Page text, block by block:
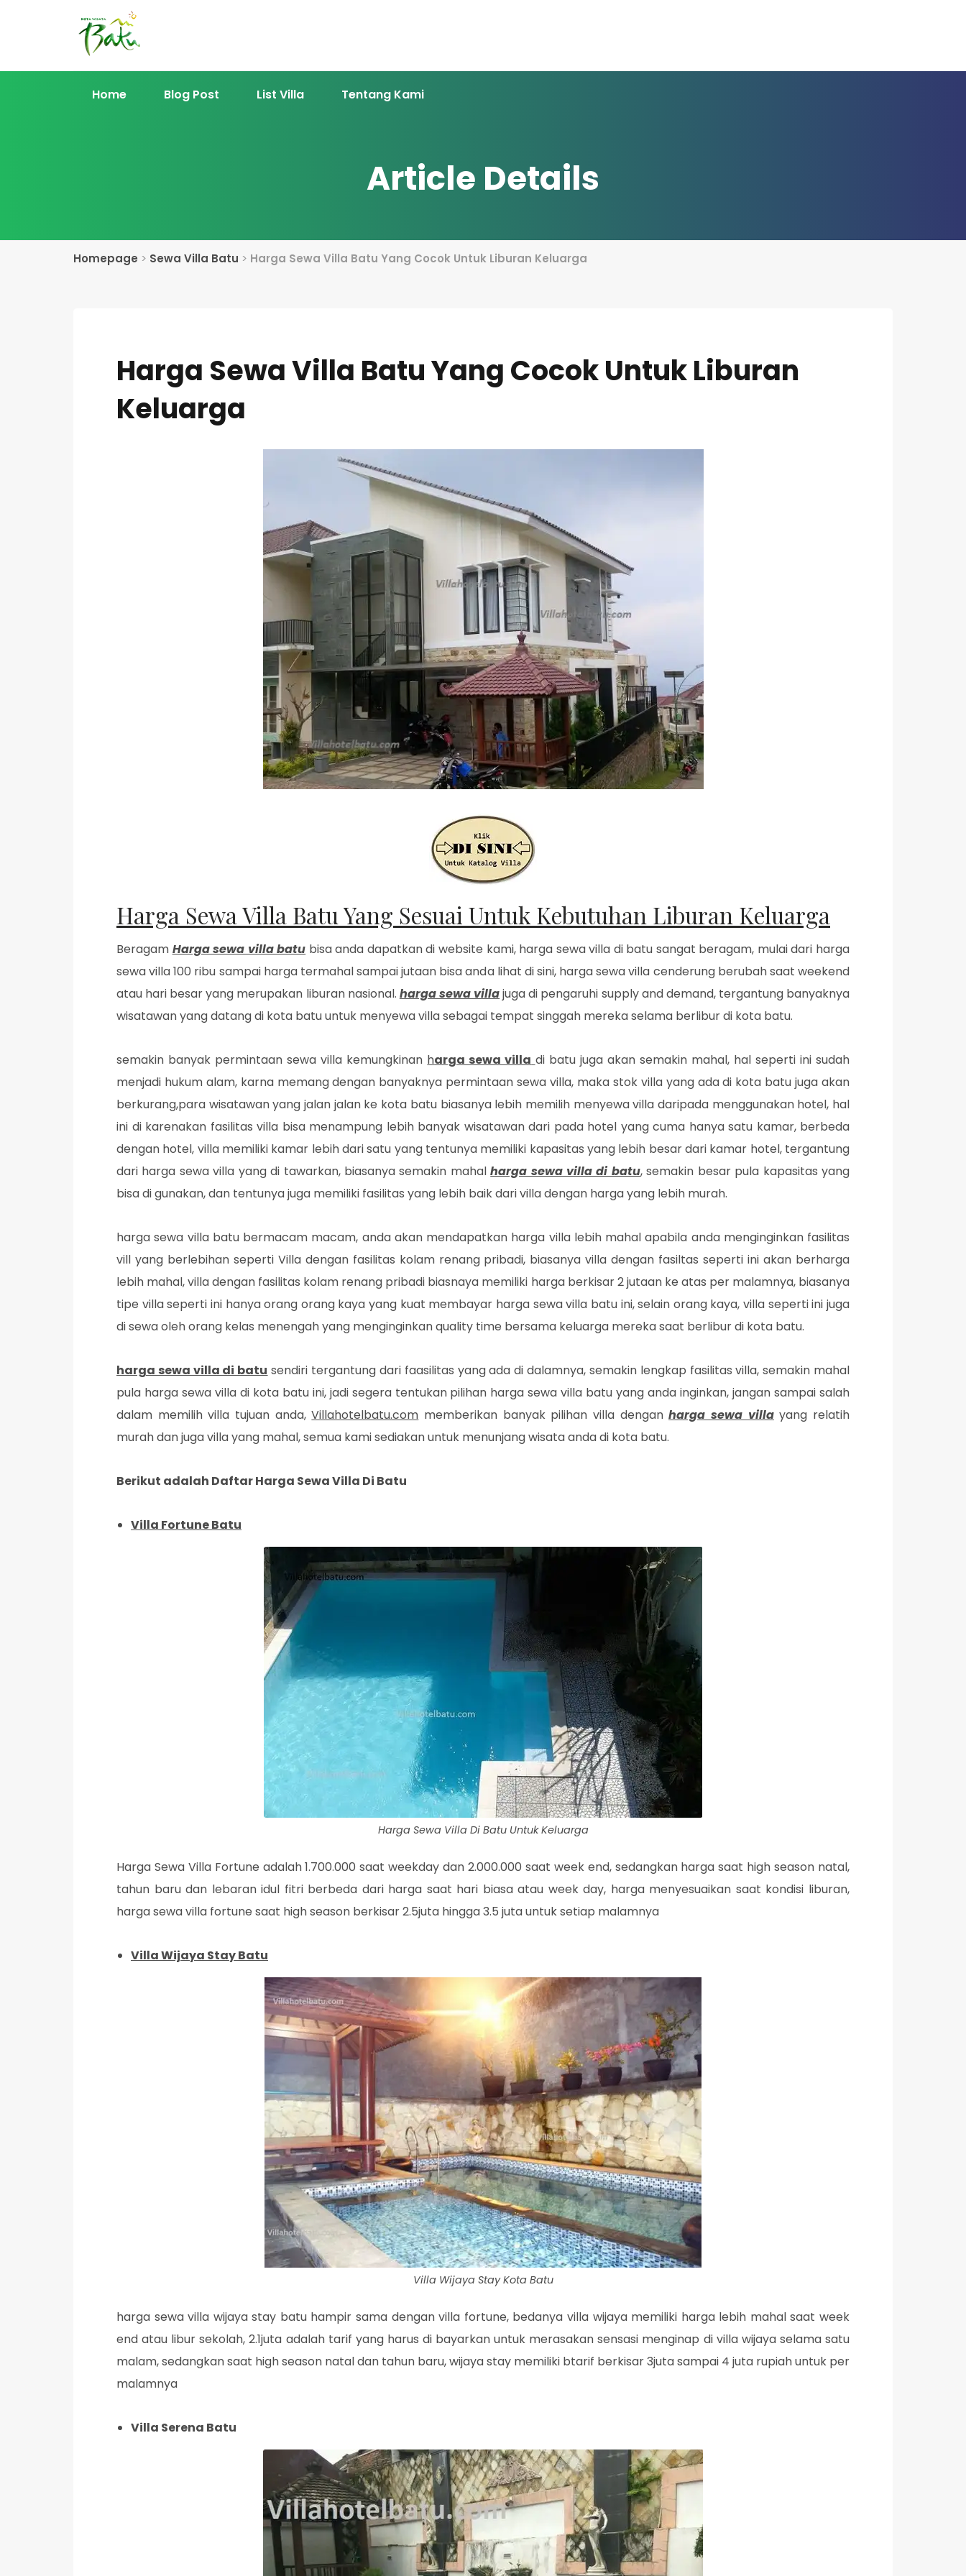
Home Blog Post List Villa Tentang Kami
Article Details
Homepage > Sewa Villa Batu > Harga Sewa Villa Batu Yang Cocok Untuk Liburan Keluarga
Harga Sewa Villa Batu Yang Cocok Untuk Liburan
Keluarga
Harga Sewa Villa Batu Yang Sesuai Untuk Kebutuhan Liburan Keluarga
Beragam Harga sewa villa batu bisa anda dapatkan di website kami, harga sewa villa di batu sangat beragam, mulai dari harga
sewa villa 100 ribu sampai harga termahal sampai jutaan bisa anda lihat di sini, harga sewa villa cenderung berubah saat weekend
atau hari besar yang merupakan liburan nasional. harga sewa villajuga di pengaruhi supply and demand, tergantung banyaknya
wisatawan yang datang di kota batu untuk menyewa villa sebagai tempat singgah mereka selama berlibur di kota batu.
semakin banyak permintaan sewa villa kemungkinan harga sewa villa di batu juga akan semakin mahal, hal seperti ini sudah
menjadi hukum alam, karna memang dengan banyaknya permintaan sewa villa, maka stok villa yang ada di kota batu juga akan
berkurang,para wisatawan yang jalan jalan ke kota batu biasanya lebih memilih menyewa villa daripada menggunakan hotel, hal
ini di karenakan fasilitas villa bisa menampung lebih banyak wisatawan dari pada hotel yang cuma hanya satu kamar, berbeda
dengan hotel, villa memiliki kamar lebih dari satu yang tentunya memiliki kapasitas yang lebih besar dari kamar hotel, tergantung
dari harga sewa villa yang di tawarkan, biasanya semakin mahalharga sewa villa di batu, semakin besar pula kapasitas yang
bisa di gunakan, dan tentunya juga memiliki fasilitas yang lebih baik dari villa dengan harga yang lebih murah.
harga sewa villa batu bermacam macam, anda akan mendapatkan harga villa lebih mahal apabila anda menginginkan fasilitas
vill yang berlebihan seperti Villa dengan fasilitas kolam renang pribadi, biasanya villa dengan fasiltas seperti ini akan berharga
lebih mahal, villa dengan fasilitas kolam renang pribadi biasnaya memiliki harga berkisar 2 jutaan ke atas per malamnya, biasanya
tipe villa seperti ini hanya orang orang kaya yang kuat membayar harga sewa villa batu ini, selain orang kaya, villa seperti ini juga
di sewa oleh orang kelas menengah yang menginginkan quality time bersama keluarga mereka saat berlibur di kota batu.
harga sewa villa di batu sendiri tergantung dari faasilitas yang ada di dalamnya, semakin lengkap fasilitas villa, semakin mahal
pula harga sewa villa di kota batu ini, jadi segera tentukan pilihan harga sewa villa batu yang anda inginkan, jangan sampai salah
dalam memilih villa tujuan anda,Villahotelbatu.com memberikan banyak pilihan villa denganharga sewa villayang relatih
murah dan juga villa yang mahal, semua kami sediakan untuk menunjang wisata anda di kota batu.
Berikut adalah Daftar Harga Sewa Villa Di Batu
Villa Fortune Batu
Harga Sewa Villa Di Batu Untuk Keluarga
Harga Sewa Villa Fortune adalah 1.700.000 saat weekday dan 2.000.000 saat week end, sedangkan harga saat high season natal,
tahun baru dan lebaran idul fitri berbeda dari harga saat hari biasa atau week day, harga menyesuaikan saat kondisi liburan,
harga sewa villa fortune saat high season berkisar 2.5juta hingga 3.5 juta untuk setiap malamnya
Villa Wijaya Stay Batu
Villa Wijaya Stay Kota Batu
harga sewa villa wijaya stay batu hampir sama dengan villa fortune, bedanya villa wijaya memiliki harga lebih mahal saat week
end atau libur sekolah, 2.1juta adalah tarif yang harus di bayarkan untuk merasakan sensasi menginap di villa wijaya selama satu
malam, sedangkan saat high season natal dan tahun baru, wijaya stay memiliki btarif berkisar 3juta sampai 4 juta rupiah untuk per
malamnya
Villa Serena Batu